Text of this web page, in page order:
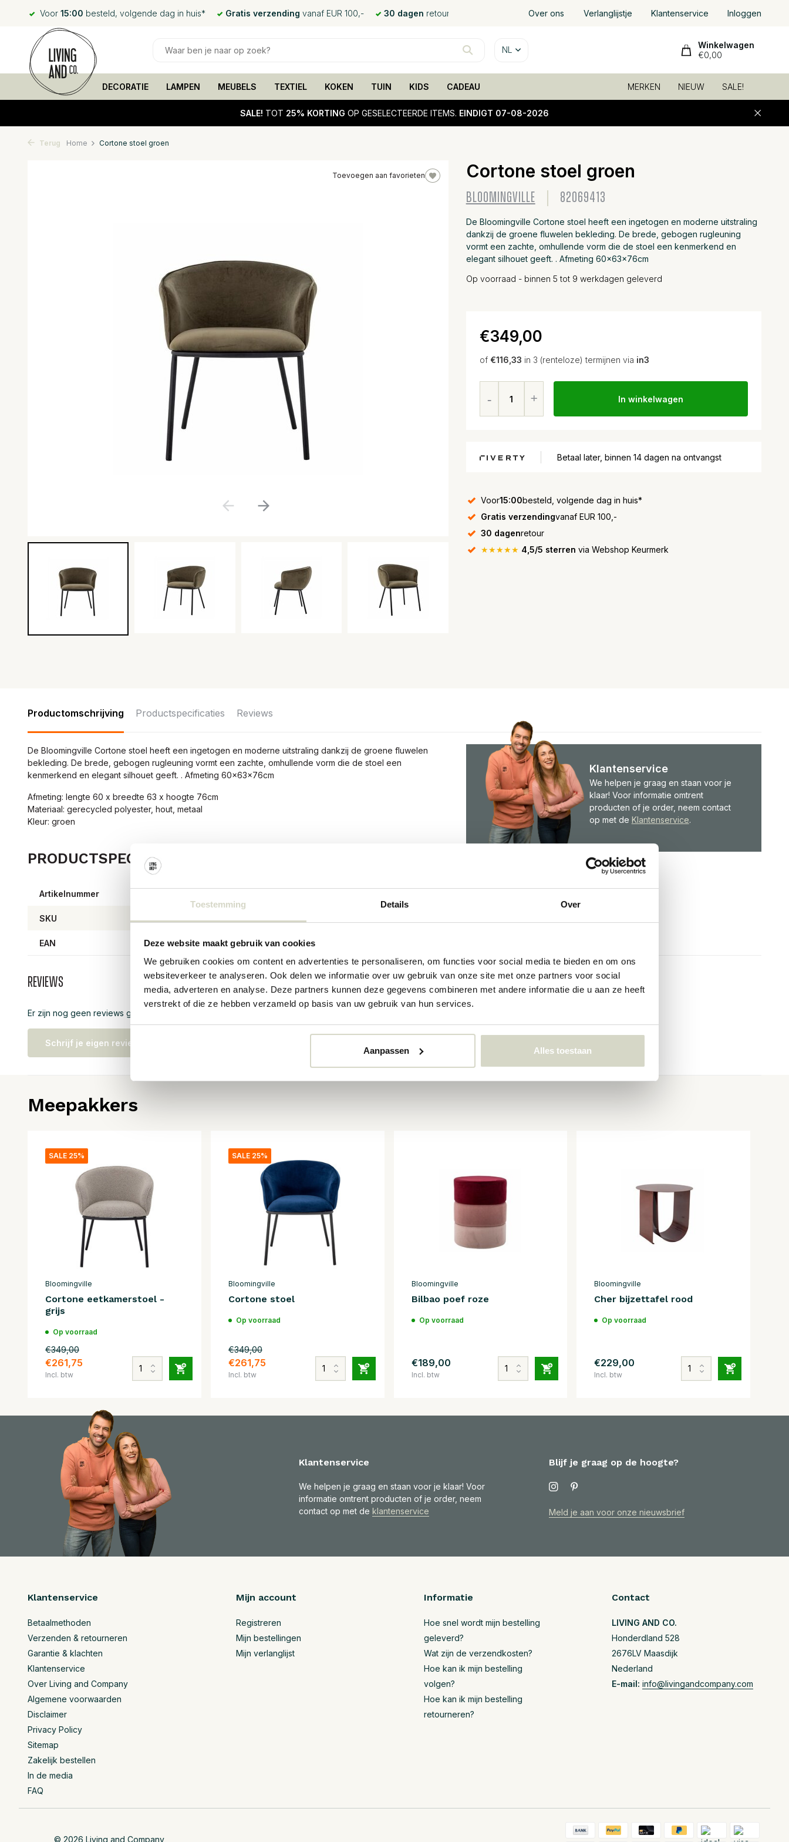
Toestemming Details Over
Deze website maakt gebruik van cookies
We gebruiken cookies om content en advertenties te personaliseren, om functies voor social media te bieden en om ons
websiteverkeer te analyseren. Ook delen we informatie over uw gebruik van onze site met onze partners voor social
media, adverteren en analyse. Deze partners kunnen deze gegevens combineren met andere informatie die u aan ze heeft
verstrekt of die ze hebben verzameld op basis van uw gebruik van hun services.
Aanpassen Alles toestaan
Voor 15:00 besteld, volgende dag in huis* Gratis verzending vanaf EUR 100,- 30 dagen retour Over ons Verlanglijstje Klantenservice Inloggen
NL
Winkelwagen
€0,00
DECORATIE LAMPEN MEUBELS TEXTIEL KOKEN TUIN KIDS CADEAU MERKEN NIEUW SALE!
SALE! TOT 25% KORTING OP GESELECTEERDE ITEMS. EINDIGT 07-08-2026
Terug Home Cortone stoel groen
Toevoegen aan favorieten Cortone stoel groen
BLOOMINGVILLE 82069413
De Bloomingville Cortone stoel heeft een ingetogen en moderne uitstraling
dankzij de groene fluwelen bekleding. De brede, gebogen rugleuning
vormt een zachte, omhullende vorm die de stoel een kenmerkend en
elegant silhouet geeft. . Afmeting 60x63x76cm
Op voorraad - binnen 5 tot 9 werkdagen geleverd
€349,00
of €116,33 in 3 (renteloze) termijnen via in3
In winkelwagen
Betaal later, binnen 14 dagen na ontvangst
Voor15:00besteld, volgende dag in huis*
Gratis verzendingvanaf EUR 100,-
30 dagenretour
★★★★★ 4,5/5 sterren via Webshop Keurmerk
Productomschrijving Productspecificaties Reviews
De Bloomingville Cortone stoel heeft een ingetogen en moderne uitstraling dankzij de groene fluwelen
bekleding. De brede, gebogen rugleuning vormt een zachte, omhullende vorm die de stoel een
kenmerkend en elegant silhouet geeft. . Afmeting 60x63x76cm
Afmeting: lengte 60 x breedte 63 x hoogte 76cm
Materiaal: gerecycled polyester, hout, metaal
Kleur: groen
PRODUCTSPECIFICATIES
Artikelnummer
SKU 82069413
EAN 5711173362967
Klantenservice
We helpen je graag en staan voor je
klaar! Voor informatie omtrent
producten of je order, neem contact
op met de Klantenservice.
Reviews
Er zijn nog geen reviews geschreven over dit product..
Schrijf je eigen review
Meepakkers
SALE 25%
Bloomingville
Cortone eetkamerstoel -
grijs
Op voorraad
€349,00
€261,75
Incl. btw
SALE 25%
Bloomingville
Cortone stoel
Op voorraad
€349,00
€261,75
Incl. btw
Bloomingville
Bilbao poef roze
Op voorraad
€189,00
Incl. btw
Bloomingville
Cher bijzettafel rood
Op voorraad
€229,00
Incl. btw
Klantenservice
We helpen je graag en staan voor je klaar! Voor
informatie omtrent producten of je order, neem
contact op met de klantenservice
Blijf je graag op de hoogte?
Meld je aan voor onze nieuwsbrief
Klantenservice
Betaalmethoden
Verzenden & retourneren
Garantie & klachten
Klantenservice
Over Living and Company
Algemene voorwaarden
Disclaimer
Privacy Policy
Sitemap
Zakelijk bestellen
In de media
FAQ
Mijn account
Registreren
Mijn bestellingen
Mijn verlanglijst
Informatie
Hoe snel wordt mijn bestelling
geleverd?
Wat zijn de verzendkosten?
Hoe kan ik mijn bestelling
volgen?
Hoe kan ik mijn bestelling
retourneren?
Contact
LIVING AND CO.
Honderdland 528
2676LV Maasdijk
Nederland
E-mail: info@livingandcompany.com
© 2026 Living and Company